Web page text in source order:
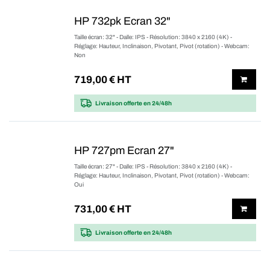
HP 732pk Ecran 32"
Taille écran: 32" - Dalle: IPS - Résolution: 3840 x 2160 (4K) -
Réglage: Hauteur, Inclinaison, Pivotant, Pivot (rotation) - Webcam:
Non
719,00€ HT
Livraison offerteen 24/48h
HP 727pm Ecran 27"
Taille écran: 27" - Dalle: IPS - Résolution: 3840 x 2160 (4K) -
Réglage: Hauteur, Inclinaison, Pivotant, Pivot (rotation) - Webcam:
Oui
731,00€ HT
Livraison offerteen 24/48h